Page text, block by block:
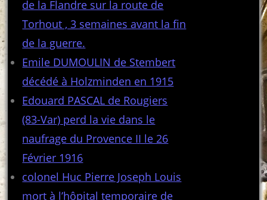
de la Flandre sur la route de
Torhout , 3 semaines avant la fin
de la guerre.
Emile DUMOULIN de Stembert
décédé à Holzminden en 1915
Edouard PASCAL de Rougiers
(83-Var) perd la vie dans le
naufrage du Provence II le 26
Février 1916
colonel Huc Pierre Joseph Louis
mort à l’hôpital temporaire de